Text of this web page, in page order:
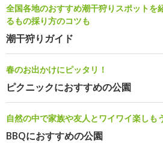
全国各地のおすすめ潮干狩りスポットを
るもの採り方のコツも
潮干狩りガイド
春のお出かけにピッタリ！
ピクニックにおすすめの公園
自然の中で家族や友人とワイワイ楽しも
BBQにおすすめの公園